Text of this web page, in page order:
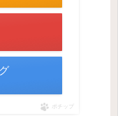
ポチップ